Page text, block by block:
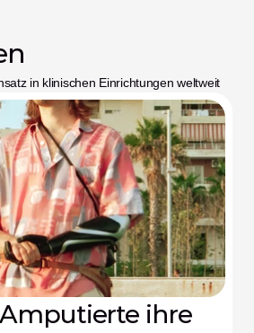
in klinischen Einrichtungen weltweit
ihre